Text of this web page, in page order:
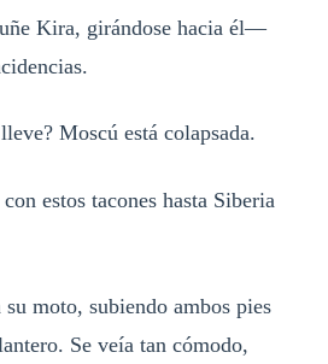
Kira, girándose hacia él—
Moscú está colapsada.
estos tacones hasta Siberia
moto, subiendo ambos pies
Se veía tan cómodo,